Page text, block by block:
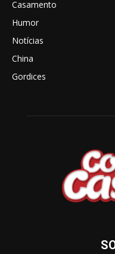
Casamento
Humor
Notícias
China
Gordices